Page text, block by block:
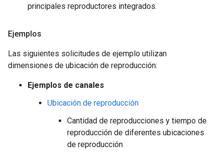
principales reproductores integrados.
Ejemplos
Las siguientes solicitudes de ejemplo utilizan
dimensiones de ubicación de reproducción:
Ejemplos de canales
Ubicación de reproducción
Cantidad de reproducciones y tiempo de
reproducción de diferentes ubicaciones
de reproducción